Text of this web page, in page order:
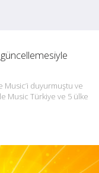
Music’i duyurmuştu ve
Music Türkiye ve 5 ülke